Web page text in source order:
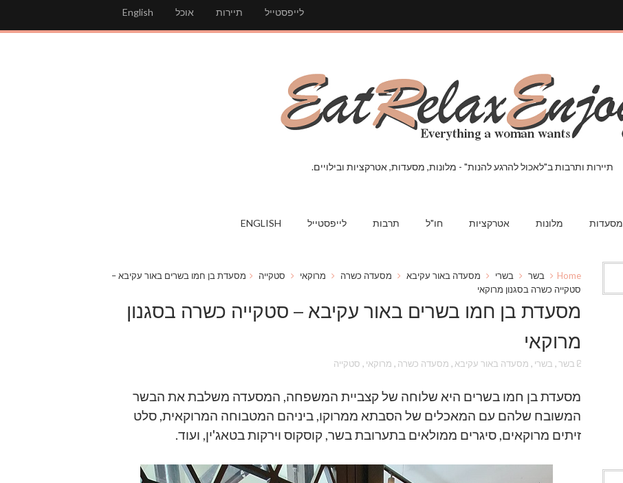
English אוכל תיירות לייפסטייל
תיירות ותרבות ב"לאכול להרגע להנות" - מלונות, מסעדות, אטרקציות ובילויים.
מסעדות מלונות אטרקציות חו"ל תרבות לייפסטייל ENGLISH
Home בשר בשרי מסעדה באור עקיבא מסעדה כשרה מרוקאי סטקייה
מסעדת בן חמו בשרים באור עקיבא –
סטקייה כשרה בסגנון מרוקאי
מסעדת בן חמו בשרים באור עקיבא – סטקייה כשרה בסגנון
מרוקאי
בשר , בשרי , מסעדה באור עקיבא , מסעדה כשרה , מרוקאי , סטקייה
מסעדת בן חמו בשרים היא שלוחה של קצביית המשפחה, המסעדה משלבת את הבשר
המשובח שלהם עם המאכלים של הסבתא ממרוקו, ביניהם המטבוחה המרוקאית, סלט
זיתים מרוקאים, סיגרים ממולאים בתערובת בשר, קוסקוס וירקות בטאג'ין, ועוד.